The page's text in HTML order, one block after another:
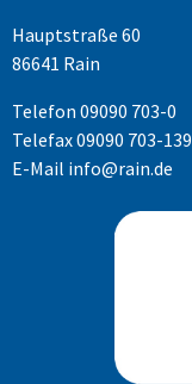
Hauptstraße 60
86641 Rain
Telefon 09090 703-0
Telefax 09090 703-139
E-Mail info@rain.de